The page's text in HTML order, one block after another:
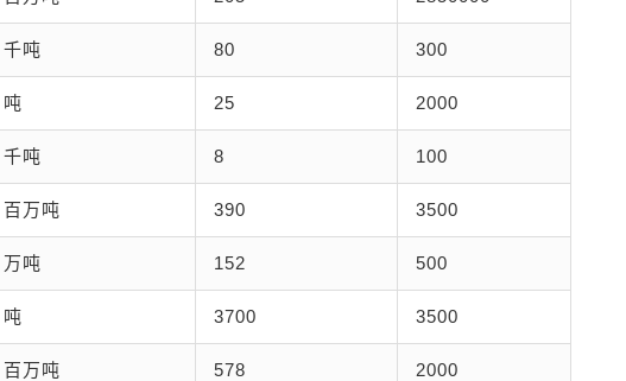
千吨 80 300
吨 25 2000
千吨 8 100
百万吨 390 3500
万吨 152 500
吨 3700 3500
百万吨 578 2000